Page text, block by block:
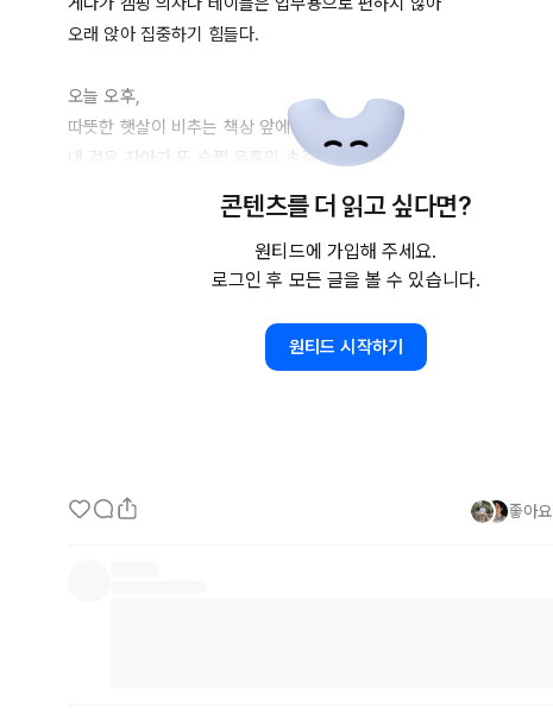
오래 앉아 집중하기 힘들다.
오늘 오후,
따뜻한 햇살이 비추는 책상 앞에 앉아 있으니
내 검은 자아가 또 슬쩍 유혹의 손길을 건넸다.
'마음도 싱숭생숭한데 캠핑장에서 디지털노마드 어때..?'
아주 잠깐 흔들린 건 사실이지만
이미 처참한 실패를 경험했기에 가볍게 녀석을 무시할 수 있었다.
화려하고 멋진 말이지만 자유라는 함정에 빠지진 말길..
책상 앞에서 몰려오는 졸음을 내쫓으며 또 한 번 되새겼다.
콘텐츠를 더 읽고 싶다면?
원티드에 가입해 주세요.
로그인 후 모든 글을 볼 수 있습니다.
원티드 시작하기
좋아요